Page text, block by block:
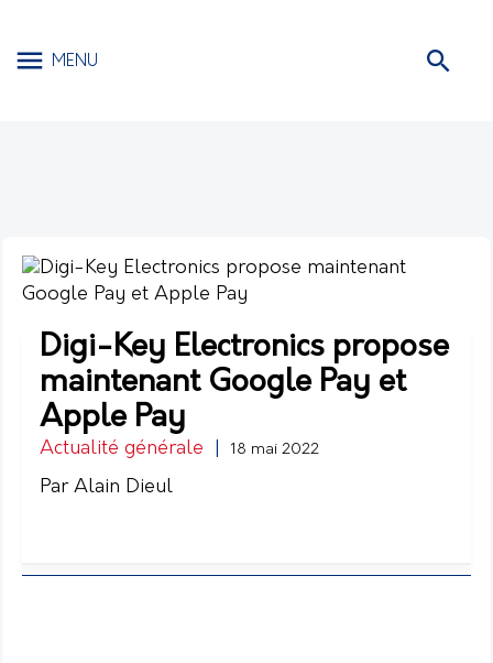
MENU
Digi-Key Electronics propose
maintenant Google Pay et
Apple Pay
Actualité générale 18 mai 2022
Par Alain Dieul